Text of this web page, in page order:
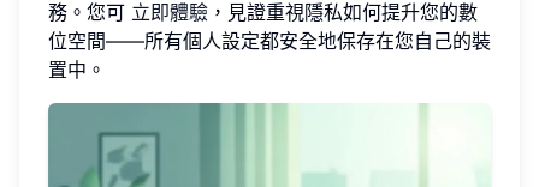
務。您可 立即體驗 ，見證重視隱私如何提升您的數
位空間——所有個人設定都安全地保存在您自己的裝
置中。